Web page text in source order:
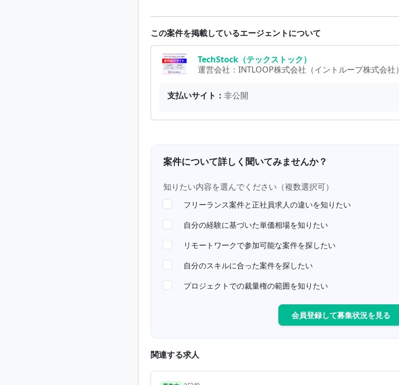
この案件を掲載しているエージェントについて
TechStock（テックストック）
運営会社： INTLOOP株式会社（イントループ株式会社）
支払いサイト： 非公開
案件について詳しく聞いてみませんか？
知りたい内容を選んでください（複数選択可）
フリーランス案件と正社員求人の違いを知りたい
自分の経験に基づいた単価相場を知りたい
リモートワークで参加可能な案件を探したい
自分のスキルに合った案件を探したい
プロジェクトでの裁量権の範囲を知りたい
会員登録して募集状況を見る
関連する求人